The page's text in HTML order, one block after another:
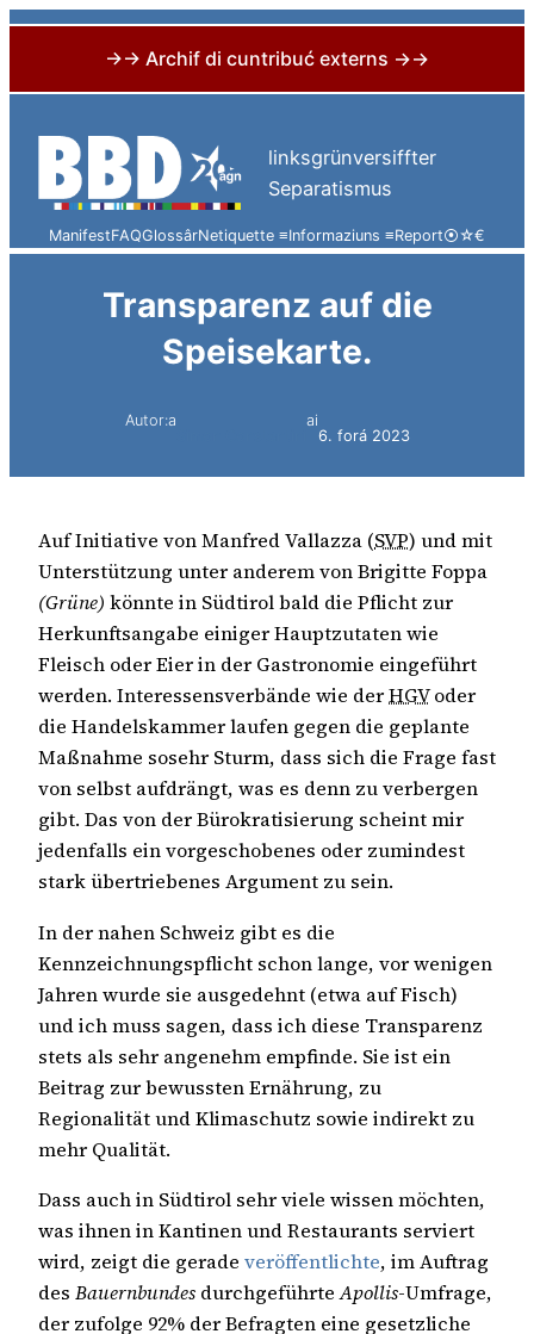
→→ Archif di cuntribuć externs →→
content
linksgrünversiffter
Separatismus
ManifestFAQGlossârNetiquette ≡Informaziuns ≡Report⦿☆€
Transparenz auf die
Speisekarte.
Autor:a
ai
6. forá 2023
Auf Initiative von Manfred Vallazza (SVP) und mit
Unterstützung unter anderem von Brigitte Foppa
(Grüne) könnte in Südtirol bald die Pflicht zur
Herkunftsangabe einiger Hauptzutaten wie
Fleisch oder Eier in der Gastronomie eingeführt
werden. Interessensverbände wie derHGVoder
die Handelskammer laufen gegen die geplante
Maßnahme sosehr Sturm, dass sich die Frage fast
von selbst aufdrängt, was es denn zu verbergen
gibt. Das von der Bürokratisierung scheint mir
jedenfalls ein vorgeschobenes oder zumindest
stark übertriebenes Argument zu sein.
In der nahen Schweiz gibt es die
Kennzeichnungspflicht schon lange, vor wenigen
Jahren wurde sie ausgedehnt (etwa auf Fisch)
und ich muss sagen, dass ich diese Transparenz
stets als sehr angenehm empfinde. Sie ist ein
Beitrag zur bewussten Ernährung, zu
Regionalität und Klimaschutz sowie indirekt zu
mehr Qualität.
Dass auch in Südtirol sehr viele wissen möchten,
was ihnen in Kantinen und Restaurants serviert
wird, zeigt die gerade veröffentlichte, im Auftrag
des Bauernbundes durchgeführteApollis-Umfrage,
der zufolge 92% der Befragten eine gesetzliche